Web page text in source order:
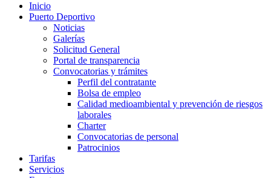
Inicio
Puerto Deportivo
Noticias
Galerías
Solicitud General
Portal de transparencia
Convocatorias y trámites
Perfil del contratante
Bolsa de empleo
Calidad medioambiental y prevención de riesgos
laborales
Charter
Convocatorias de personal
Patrocinios
Tarifas
Servicios